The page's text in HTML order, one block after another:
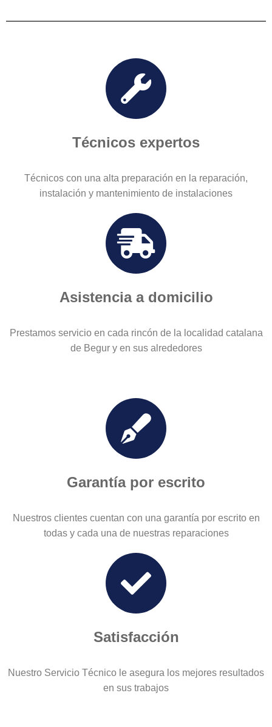
Técnicos expertos
Técnicos con una alta preparación en la reparación,
instalación y mantenimiento de instalaciones
Asistencia a domicilio
Prestamos servicio en cada rincón de la localidad catalana
de Begur y en sus alrededores
Garantía por escrito
Nuestros clientes cuentan con una garantía por escrito en
todas y cada una de nuestras reparaciones
Satisfacción
Nuestro Servicio Técnico le asegura los mejores resultados
en sus trabajos